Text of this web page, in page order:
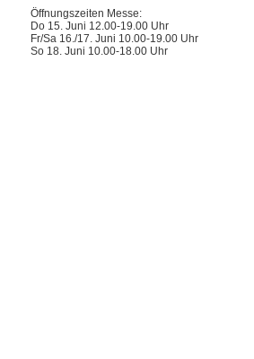
Öffnungszeiten Messe:
Do 15. Juni 12.00-19.00 Uhr
Fr/Sa 16./17. Juni 10.00-19.00 Uhr
So 18. Juni 10.00-18.00 Uhr